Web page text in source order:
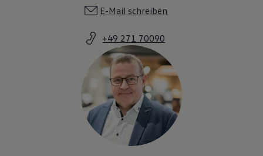
E-Mail schreiben
+49 271 70090